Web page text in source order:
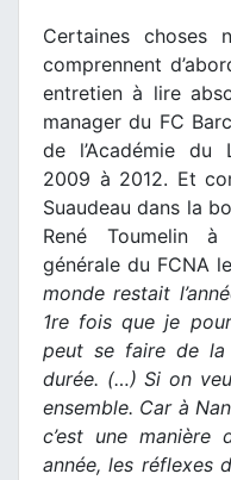
Certaines choses
comprennent
entretien à lire
manager du FC
de l’Académie
2009 à 2012. Et
Suaudeau dans la
René Toumelin à
générale du FCNA
monde restait
1re fois que je
peut se faire de la
durée. (…) Si on
ensemble. Car à
c’est une
année, les réflexes